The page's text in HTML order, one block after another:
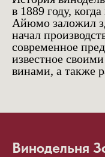
в 1889 году,
Айюмо заложил
начал
современное
известное
винами, а также
Винодельня